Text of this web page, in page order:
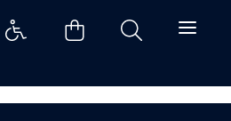
di Napoli